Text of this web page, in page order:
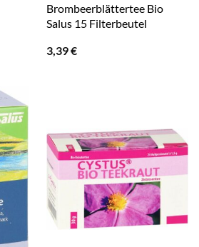
Brombeerblättertee Bio
Salus 15 Filterbeutel
3,39€